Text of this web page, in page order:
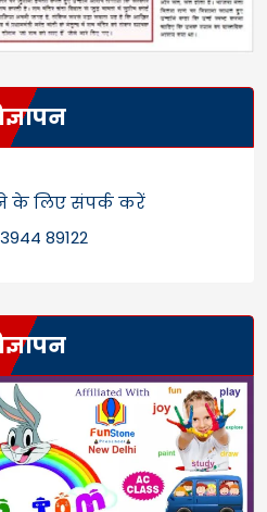
के लिए संपर्क करें
89122